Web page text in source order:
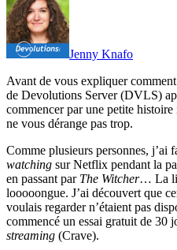
Jenny Knafo
Avant de vous expliquer
de Devolutions Server (DVLS)
commencer par une petite
ne vous dérange pas trop.
Comme plusieurs personnes,
watching sur Netflix pendant la
en passant par The Witcher… La
looooongue. J’ai découvert que
voulais regarder n’étaient pas
commencé un essai gratuit de 30
streaming (Crave).